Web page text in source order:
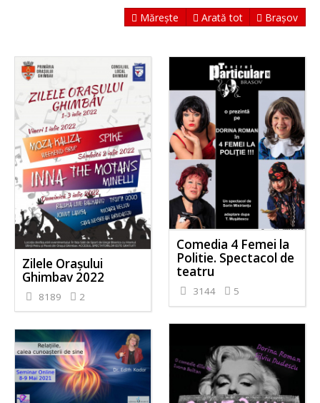
Mărește Arată tot Brașov
Zilele Orașului
Ghimbav 2022
8189 2
Comedia 4 Femei la
Politie. Spectacol de
teatru
3144 5